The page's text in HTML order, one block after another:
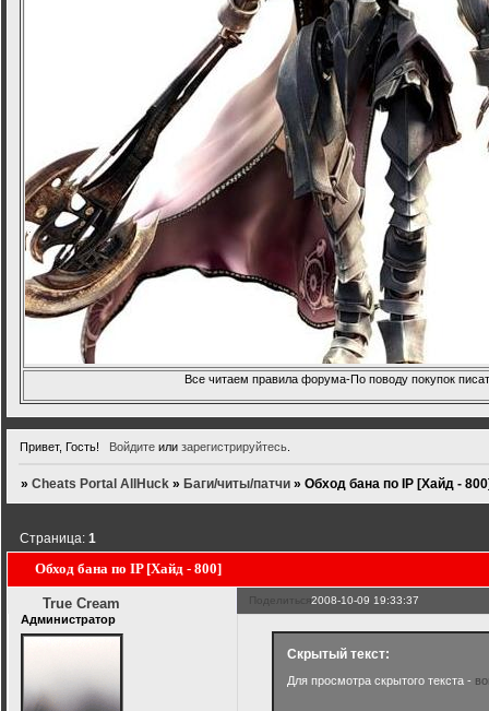
Все читаем правила форума-По поводу покупок
Привет, Гость! Войдитеили зарегистрируйтесь.
»Cheats Portal AllHuck » Баги/читы/патчи »Обход бана по IP [Хайд -
Обход бана по IP [Хайд - 800]
Страница:1
Поделиться2008-10-09 19:33:37
True Cream
Администратор
Скрытый текст:
Для просмотра скрытого текста -